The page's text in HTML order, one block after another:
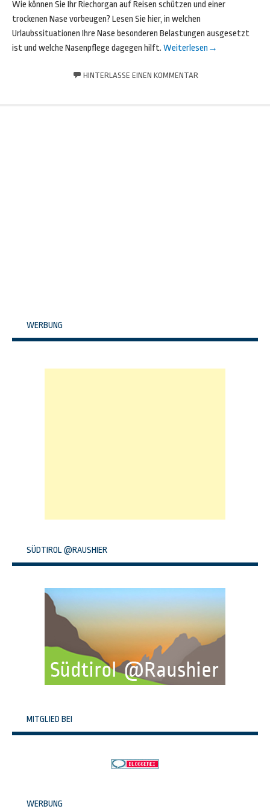
Wie können Sie Ihr Riechorgan auf Reisen schützen und einer
trockenen Nase vorbeugen? Lesen Sie hier, in welchen
Urlaubssituationen Ihre Nase besonderen Belastungen ausgesetzt
ist und welche Nasenpflege dagegen hilft. Weiterlesen →
HINTERLASSE EINEN KOMMENTAR
WERBUNG
SÜDTIROL @RAUSHIER
MITGLIED BEI
WERBUNG